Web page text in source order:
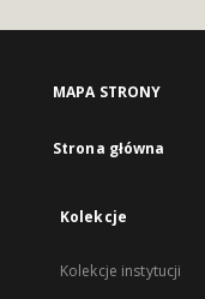
MAPA STRONY
Strona główna
Kolekcje
Kolekcje instytucji